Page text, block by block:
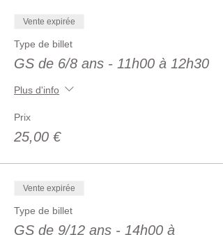
Vente expirée
Type de billet
GS de 6/8 ans - 11h00 à 12h30
Plus d'info
Prix
25,00 €
Vente expirée
Type de billet
GS de 9/12 ans - 14h00 à